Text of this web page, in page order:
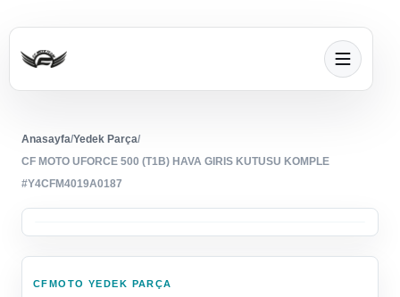
Anasayfa/Yedek Parça/
CF MOTO UFORCE 500 (T1B) HAVA GIRIS KUTUSU KOMPLE
#Y4CFM4019A0187
CFMOTO YEDEK PARÇA